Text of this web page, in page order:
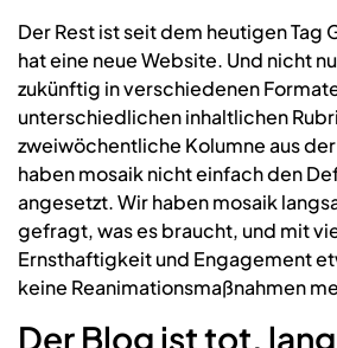
Der Rest ist seit dem heutigen Tag
hat eine neue Website. Und nicht
zukünftig in verschiedenen
unterschiedlichen inhaltlichen
zweiwöchentliche Kolumne aus
haben mosaik nicht einfach den
angesetzt. Wir haben mosaik
gefragt, was es braucht, und mit
Ernsthaftigkeit und Engagement
keine Reanimationsmaßnahmen
Der Blog ist tot,